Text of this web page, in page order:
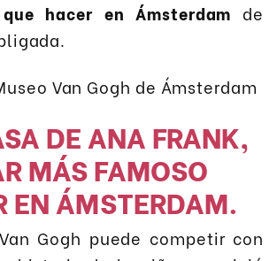
hacer en Ámsterdam de
DE ANA FRANK,
MÁS FAMOSO
EN ÁMSTERDAM.
Gogh puede competir con